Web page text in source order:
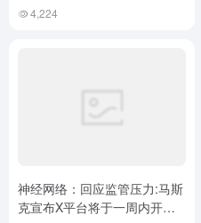
4,224
神经网络：回应监管压力:马斯
克宣布X平台将于一周内开源